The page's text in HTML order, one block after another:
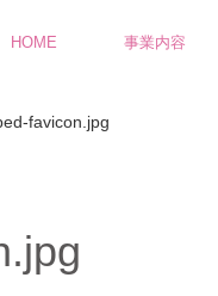
HOME 事業内容
favicon.jpg